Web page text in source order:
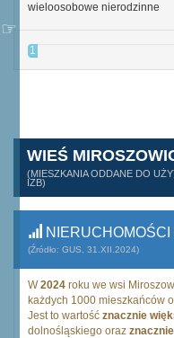
wieloosobowe nierodzinne
1
WIEŚ
(MIESZKANIA ODDANE DO
IZB)
(Źródło: GUS, 31.XII.2024)
W2024 roku we wsi
każdych 1000 mieszkańców
Jest to wartość znacznie
dolnośląskiego oraz